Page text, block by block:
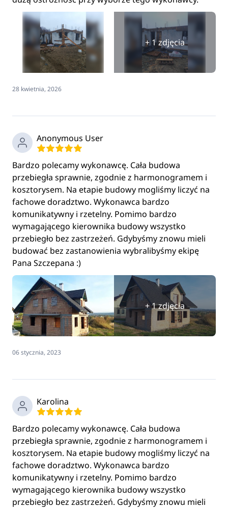
+ 1 zdjęcia
28 kwietnia, 2026
Anonymous User
Bardzo polecamy wykonawcę. Cała budowa
przebiegła sprawnie, zgodnie z harmonogramem i
kosztorysem. Na etapie budowy mogliśmy liczyć na
fachowe doradztwo. Wykonawca bardzo
komunikatywny i rzetelny. Pomimo bardzo
wymagającego kierownika budowy wszystko
przebiegło bez zastrzeżeń. Gdybyśmy znowu mieli
budować bez zastanowienia wybralibyśmy ekipę
Pana Szczepana :)
+ 1 zdjęcia
06 stycznia, 2023
Karolina
Bardzo polecamy wykonawcę. Cała budowa
przebiegła sprawnie, zgodnie z harmonogramem i
kosztorysem. Na etapie budowy mogliśmy liczyć na
fachowe doradztwo. Wykonawca bardzo
komunikatywny i rzetelny. Pomimo bardzo
wymagającego kierownika budowy wszystko
przebiegło bez zastrzeżeń. Gdybyśmy znowu mieli